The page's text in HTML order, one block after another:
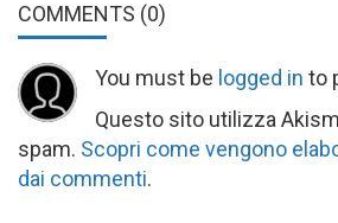
COMMENTS (0)
You must be logged in to
Questo sito utilizza
spam. Scopri come vengono
dai commenti.